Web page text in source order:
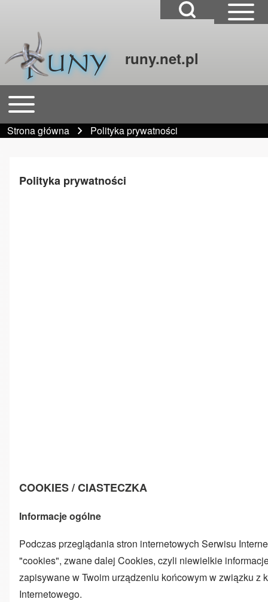
Close Search Block
Szukaj
runy.net.pl
Główna nawigacja
Open or Close horizontal Main Menu
Ścieżka nawigacyjna
Strona główna Polityka prywatności
Polityka prywatności
COOKIES / CIASTECZKA
Informacje ogólne
Podczas przeglądania stron internetowych Serwisu
"cookies", zwane dalej Cookies, czyli niewielkie
zapisywane w Twoim urządzeniu końcowym w związku z
Internetowego.